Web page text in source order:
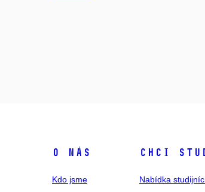
O NÁS
Kdo jsme
CHCI
Nabídka